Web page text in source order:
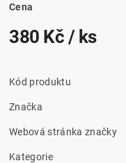
Cena
380 Kč / ks
Kód produktu
Značka
Webová stránka značky
Kategorie